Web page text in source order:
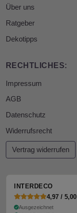
Über uns
Ratgeber
Dekotipps
RECHTLICHES:
Impressum
AGB
Datenschutz
Widerrufsrecht
Vertrag widerrufen
INTERDECO
4,97 / 5,00
Ausgezeichnet